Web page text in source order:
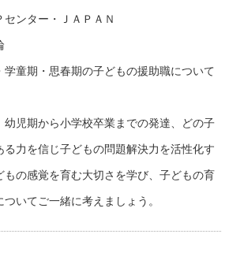
ンター・ＪＡＰＡＮ
童期・思春期の子どもの援助職について
児期から小学校卒業までの発達、どの子
る力を信じ子どもの問題解決力を活性化す
もの感覚を育む大切さを学び、子どもの育
いてご一緒に考えましょう。